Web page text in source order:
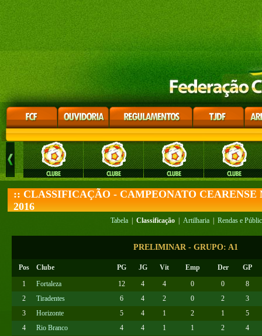
:: CLASSIFICAÇÃO - CAMPEONATO CEARENSE
2016
Tabela| Classificação| Artilharia| Rendas e
PRELIMINAR - GRUPO: A1
Pos Clube PG JG Vit Emp Der
GP
1
Fortaleza 12 4 4 0 0
8
2
Tiradentes 6 4 2 0 2
3
3
Horizonte 5 4 1 2 1
5
4
Rio Branco 4 4 1 1 2
4